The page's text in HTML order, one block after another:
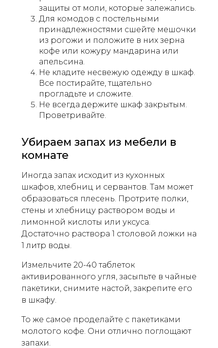
защиты от моли, которые залежались.
Для комодов с постельными
принадлежностями сшейте мешочки
из рогожи и положите в них зерна
кофе или кожуру мандарина или
апельсина.
Не кладите несвежую одежду в шкаф.
Все постирайте, тщательно
прогладьте и сложите.
Не всегда держите шкаф закрытым.
Проветривайте.
Убираем запах из мебели в
комнате
Иногда запах исходит из кухонных
шкафов, хлебниц и сервантов. Там может
образоваться плесень. Протрите полки,
стены и хлебницу раствором воды и
лимонной кислоты или уксуса.
Достаточно раствора 1 столовой ложки на
1 литр воды.
Измельчите 20-40 таблеток
активированного угля, засыпьте в чайные
пакетики, снимите настой, закрепите его
в шкафу.
То же самое проделайте с пакетиками
молотого кофе. Они отлично поглощают
запахи.